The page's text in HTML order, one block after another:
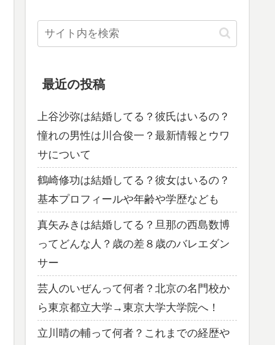
最近の投稿
上谷沙弥は結婚してる？彼氏はいるの？
憧れの男性は川合俊一？最新情報とウワ
サについて
鶴崎修功は結婚してる？彼女はいるの？
基本プロフィールや年齢や学歴なども
真矢みきは結婚してる？旦那の西島数博
ってどんな人？歳の差８歳のバレエダン
サー
芸人のいぜんって何者？北京の名門校か
ら東京都立大学→東京大学大学院へ！
立川晴の輔って何者？これまでの経歴や